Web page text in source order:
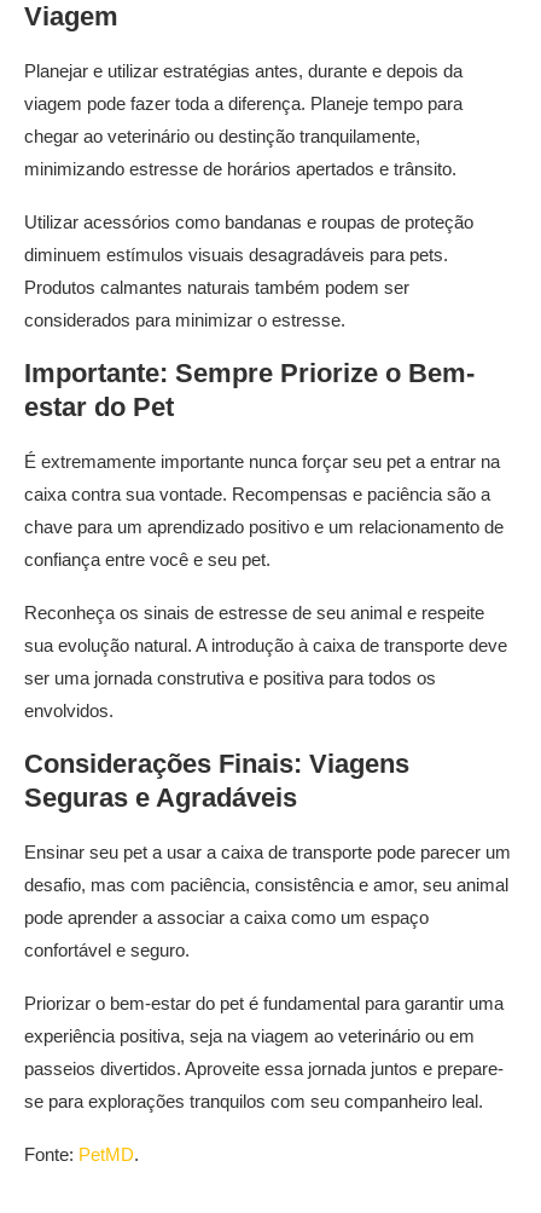
Viagem
Planejar e utilizar estratégias antes, durante e depois da
viagem pode fazer toda a diferença. Planeje tempo para
chegar ao veterinário ou destinção tranquilamente,
minimizando estresse de horários apertados e trânsito.
Utilizar acessórios como bandanas e roupas de proteção
diminuem estímulos visuais desagradáveis para pets.
Produtos calmantes naturais também podem ser
considerados para minimizar o estresse.
Importante: Sempre Priorize o Bem-
estar do Pet
É extremamente importante nunca forçar seu pet a entrar na
caixa contra sua vontade. Recompensas e paciência são a
chave para um aprendizado positivo e um relacionamento de
confiança entre você e seu pet.
Reconheça os sinais de estresse de seu animal e respeite
sua evolução natural. A introdução à caixa de transporte deve
ser uma jornada construtiva e positiva para todos os
envolvidos.
Considerações Finais: Viagens
Seguras e Agradáveis
Ensinar seu pet a usar a caixa de transporte pode parecer um
desafio, mas com paciência, consistência e amor, seu animal
pode aprender a associar a caixa como um espaço
confortável e seguro.
Priorizar o bem-estar do pet é fundamental para garantir uma
experiência positiva, seja na viagem ao veterinário ou em
passeios divertidos. Aproveite essa jornada juntos e prepare-
se para explorações tranquilos com seu companheiro leal.
Fonte: PetMD.